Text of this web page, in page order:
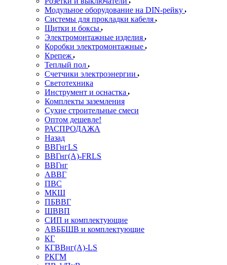
Модульное оборудование на DIN-рейку
Системы для прокладки кабеля
Щитки и боксы
Электромонтажные изделия
Коробки электромонтажные
Крепеж
Теплый пол
Счетчики электроэнергии
Светотехника
Инструмент и оснастка
Комплекты заземления
Сухие строительные смеси
Оптом дешевле!
РАСПРОДАЖА
Назад
ВВГнгLS
ВВГнг(А)-FRLS
ВВГнг
АВВГ
ПВС
МКШ
ПБВВГ
ШВВП
СИП и комплектующие
АВББШВ и комплектующие
КГ
КГВВнг(А)-LS
РКГМ